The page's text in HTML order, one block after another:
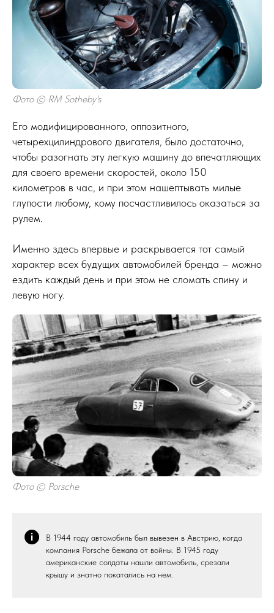
Фото © RM Sotheby's
Его модифицированного, оппозитного,
четырехцилиндрового двигателя, было достаточно,
чтобы разогнать эту легкую машину до впечатляющих
для своего времени скоростей, около 150
километров в час, и при этом нашептывать милые
глупости любому, кому посчастливилось оказаться за
рулем.
Именно здесь впервые и раскрывается тот самый
характер всех будущих автомобилей бренда – можно
ездить каждый день и при этом не сломать спину и
левую ногу.
Фото © Porsche
В 1944 году автомобиль был вывезен в Австрию, когда
компания Porsche бежала от войны. В 1945 году
американские солдаты нашли автомобиль, срезали
крышу и знатно покатались на нем.